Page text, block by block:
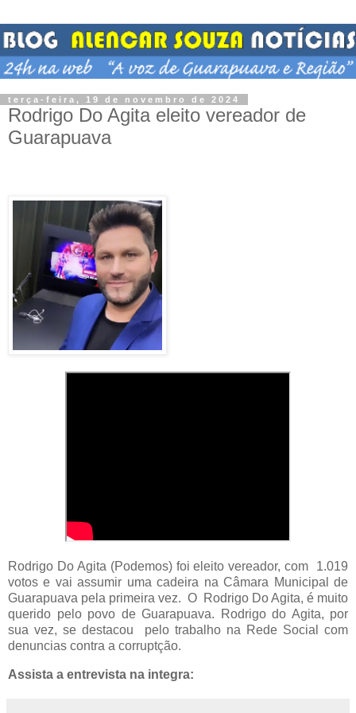
terça-feira, 19 de novembro de 2024
Rodrigo Do Agita eleito vereador de
Guarapuava
Rodrigo Do Agita (Podemos) foi eleito vereador, com 1.019
votos e vai assumir uma cadeira na Câmara Municipal de
Guarapuava pela primeira vez. O Rodrigo Do Agita, é muito
querido pelo povo de Guarapuava. Rodrigo do Agita, por
sua vez, se destacou pelo trabalho na Rede Social com
denuncias contra a corruptção.
Assista a entrevista na integra: